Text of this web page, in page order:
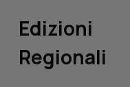
Edizioni
Regionali